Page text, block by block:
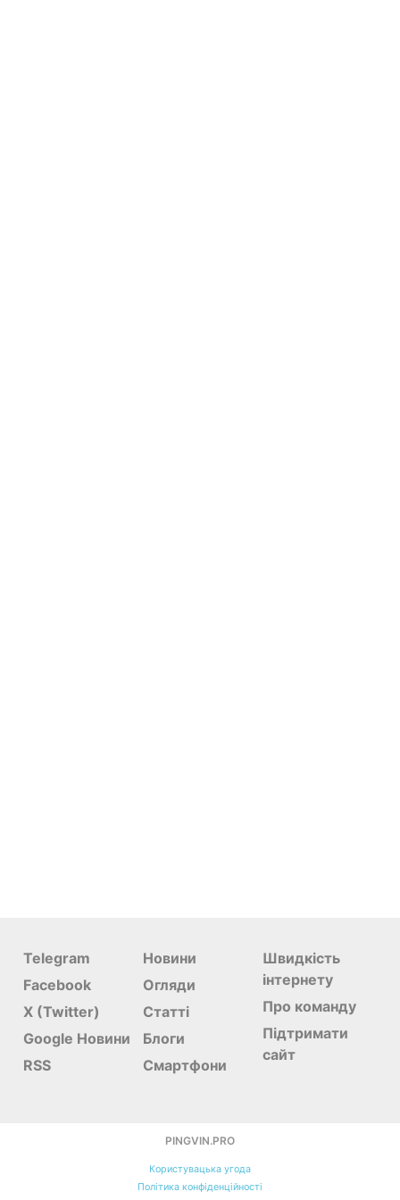
Telegram
Facebook
X (Twitter)
Google Новини
RSS
Новини
Огляди
Статті
Блоги
Смартфони
Швидкість
інтернету
Про команду
Підтримати
сайт
PINGVIN.PRO
Користувацька угода
Політика конфіденційності